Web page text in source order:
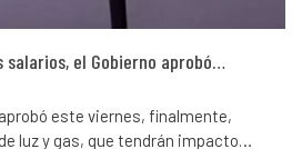
salarios, el Gobierno aprobó…
este viernes, finalmente,
luz y gas, que tendrán impacto…